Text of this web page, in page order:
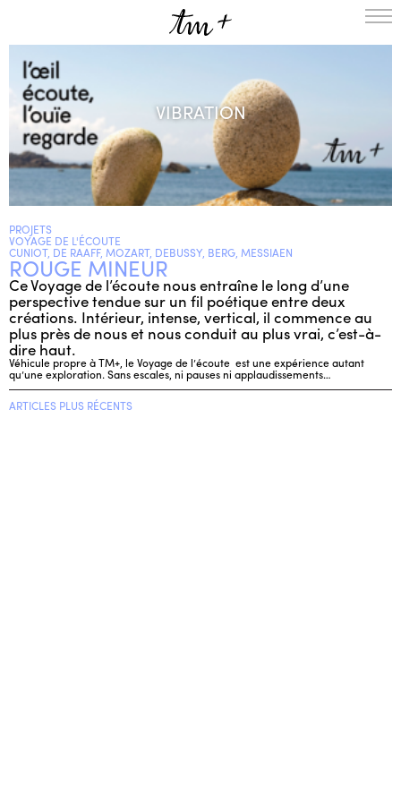
A LA UNE
PROJETS
MÉDIATION
NOUS SOUTENIR
NEWSLETTER
CONTACTS
AGENDA
VIBRATION
PROJETS
VOYAGE DE L'ÉCOUTE
CUNIOT, DE RAAFF, MOZART, DEBUSSY, BERG, MESSIAEN
ROUGE MINEUR
Ce Voyage de l’écoute nous entraîne le long d’une
perspective tendue sur un fil poétique entre deux
créations. Intérieur, intense, vertical, il commence au
plus près de nous et nous conduit au plus vrai, c’est-à-
dire haut.
Véhicule propre à TM+, le Voyage de l’écoute est une expérience autant
qu’une exploration. Sans escales, ni pauses ni applaudissements…
ARTICLES PLUS RÉCENTS